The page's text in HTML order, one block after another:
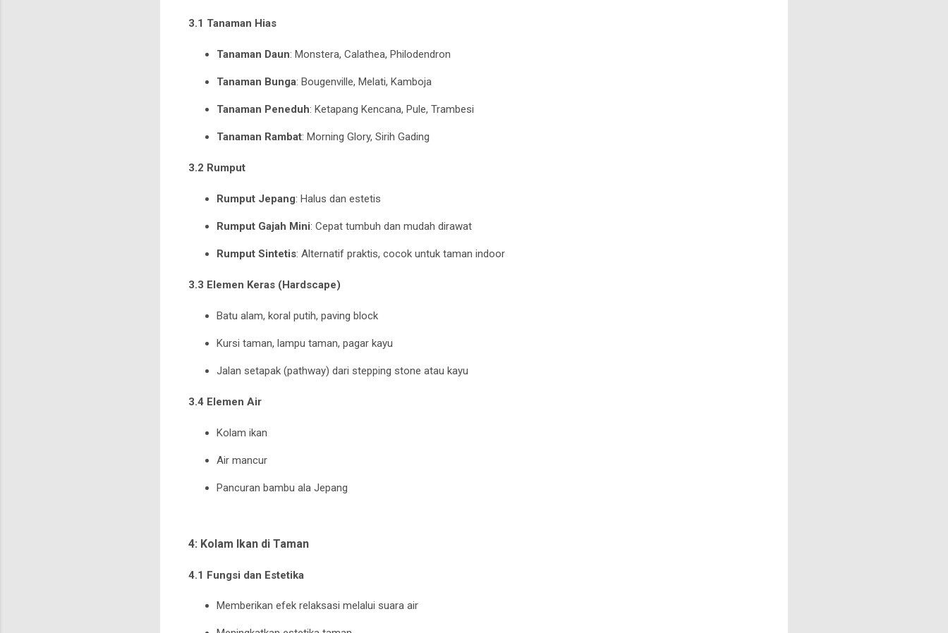
3.1 Tanaman Hias
Tanaman Daun: Monstera, Calathea, Philodendron
Tanaman Bunga: Bougenville, Melati, Kamboja
Tanaman Peneduh: Ketapang Kencana, Pule, Trambesi
Tanaman Rambat: Morning Glory, Sirih Gading
3.2 Rumput
Rumput Jepang: Halus dan estetis
Rumput Gajah Mini: Cepat tumbuh dan mudah dirawat
Rumput Sintetis: Alternatif praktis, cocok untuk taman indoor
3.3 Elemen Keras (Hardscape)
Batu alam, koral putih, paving block
Kursi taman, lampu taman, pagar kayu
Jalan setapak (pathway) dari stepping stone atau kayu
3.4 Elemen Air
Kolam ikan
Air mancur
Pancuran bambu ala Jepang
4: Kolam Ikan di Taman
4.1 Fungsi dan Estetika
Memberikan efek relaksasi melalui suara air